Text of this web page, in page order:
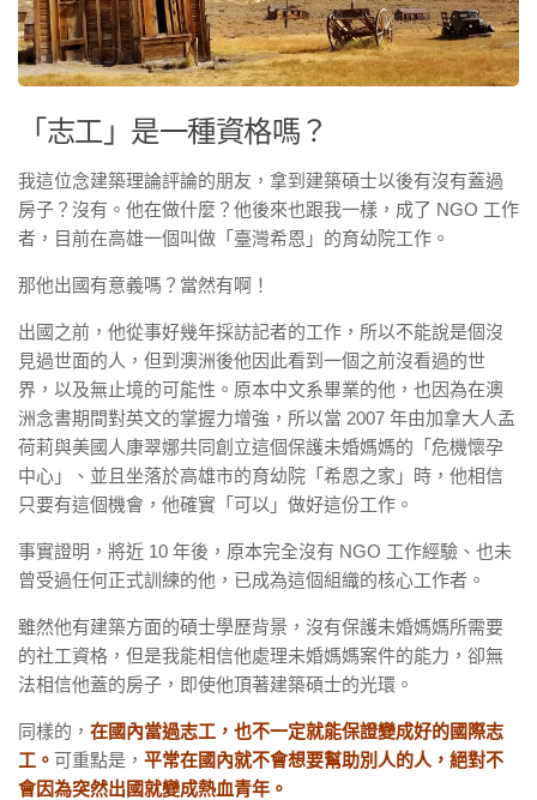
「志工」是一種資格嗎？
我這位念建築理論評論的朋友，拿到建築碩士以後有沒有蓋過
房子？沒有。他在做什麼？他後來也跟我一樣，成了 NGO 工作
者，目前在高雄一個叫做「臺灣希恩」的育幼院工作。
那他出國有意義嗎？當然有啊！
出國之前，他從事好幾年採訪記者的工作，所以不能說是個沒
見過世面的人，但到澳洲後他因此看到一個之前沒看過的世
界，以及無止境的可能性。原本中文系畢業的他，也因為在澳
洲念書期間對英文的掌握力增強，所以當 2007 年由加拿大人孟
荷莉與美國人康翠娜共同創立這個保護未婚媽媽的「危機懷孕
中心」、並且坐落於高雄市的育幼院「希恩之家」時，他相信
只要有這個機會，他確實「可以」做好這份工作。
事實證明，將近 10 年後，原本完全沒有 NGO 工作經驗、也未
曾受過任何正式訓練的他，已成為這個組織的核心工作者。
雖然他有建築方面的碩士學歷背景，沒有保護未婚媽媽所需要
的社工資格，但是我能相信他處理未婚媽媽案件的能力，卻無
法相信他蓋的房子，即使他頂著建築碩士的光環。
同樣的， 在國內當過志工，也不一定就能保證變成好的國際志
工。 可重點是， 平常在國內就不會想要幫助別人的人，絕對不
會因為突然出國就變成熱血青年。